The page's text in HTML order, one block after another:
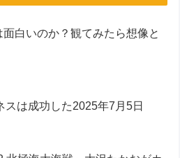
白いのか？観てみたら想像と
は成功した2025年7月5日